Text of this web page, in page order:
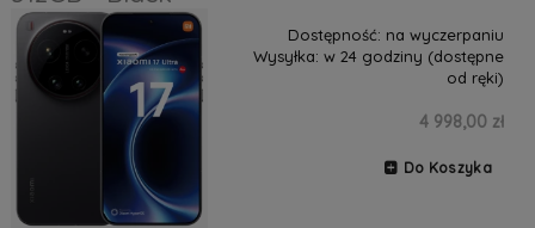
Dostępność: na wyczerpaniu
Wysyłka: w 24 godziny (dostępne
od ręki)
4 998,00 zł
Do Koszyka